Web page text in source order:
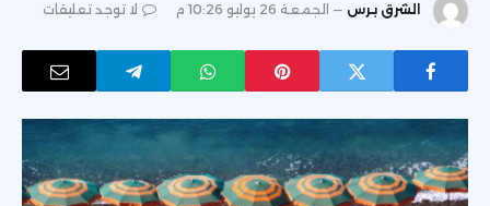
الشرق برس الجمعة 26 يوليو 10:26 م لا توجد تعليقات